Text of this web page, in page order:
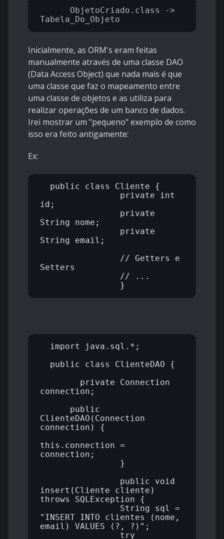
Inicialmente, as ORM's eram feitas
manualmente através de uma classe DAO
(Data Access Object) que nada mais é que
uma classe que faz o mapeamento entre
uma classe de objetos e as utiliza para
realizar operações de um banco de dados.
Irei mostrar um "pequeno" exemplo de como
isso era feito antigamente:
Ex:
id;
String nome;
String email;
Setters
connection;
ClienteDAO(Connection
connection) {
this.connection =
connection;
insert(Cliente cliente)
throws SQLException {
"INSERT INTO clientes (nome,
email) VALUES (?, ?)";